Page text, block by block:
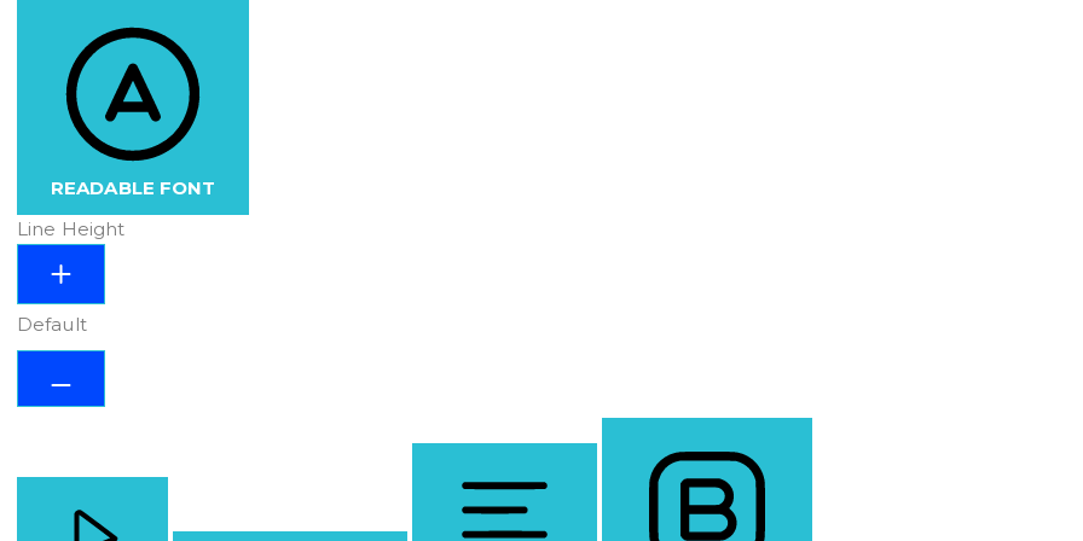
READABLE FONT
Line Height
Default